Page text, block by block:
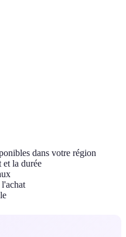
dans votre région
et la durée